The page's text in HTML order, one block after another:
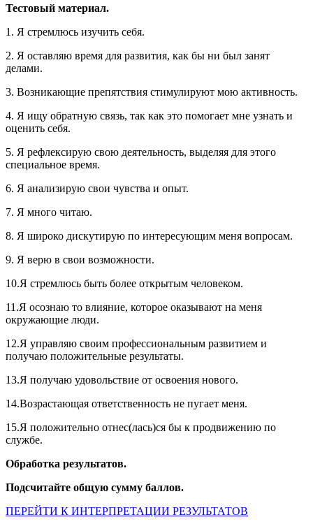
Тестовый материал.
1. Я стремлюсь изучить себя.
2. Я оставляю время для развития, как бы ни был занят
делами.
3. Возникающие препятствия стимулируют мою активность.
4. Я ищу обратную связь, так как это помогает мне узнать и
оценить себя.
5. Я рефлексирую свою деятельность, выделяя для этого
специальное время.
6. Я анализирую свои чувства и опыт.
7. Я много читаю.
8. Я широко дискутирую по интересующим меня вопросам.
9. Я верю в свои возможности.
10.Я стремлюсь быть более открытым человеком.
11.Я осознаю то влияние, которое оказывают на меня
окружающие люди.
12.Я управляю своим профессиональным развитием и
получаю положительные результаты.
13.Я получаю удовольствие от освоения нового.
14.Возрастающая ответственность не пугает меня.
15.Я положительно отнес(лась)ся бы к продвижению по
службе.
Обработка результатов.
Подсчитайте общую сумму баллов.
ПЕРЕЙТИ К ИНТЕРПРЕТАЦИИ РЕЗУЛЬТАТОВ